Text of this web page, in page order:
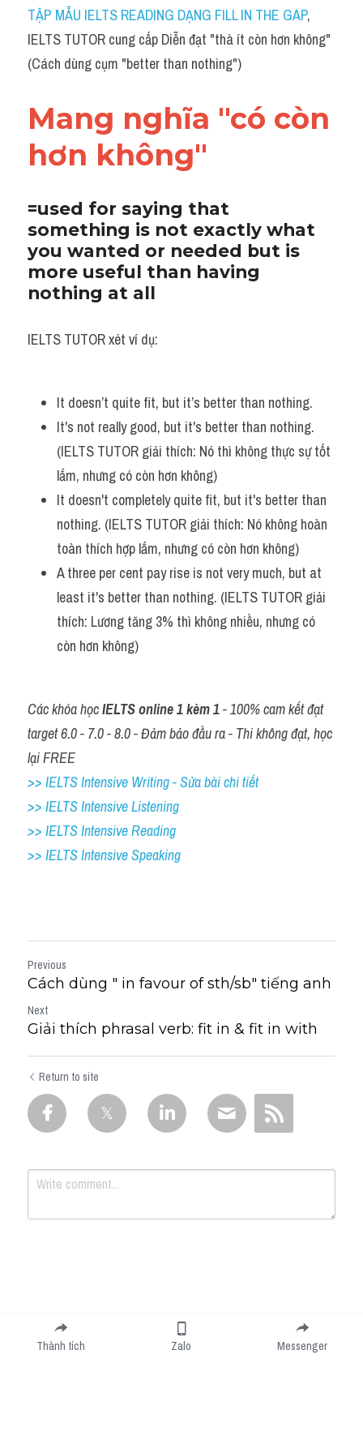
Idiom
Grammar
Word form
Cách dùng từ
Đề thi thật Task 2
Speaking
Writing
Reading
TẬP MẪU IELTS READING DẠNG FILL IN THE GAP,
IELTS TUTOR cung cấp Diễn đạt "thà ít còn hơn không"
(Cách dùng cụm "better than nothing")
Mang nghĩa "có còn
hơn không"
=used for saying that
something is not exactly what
you wanted or needed but is
more useful than having
nothing at all
IELTS TUTOR xét ví dụ:
It doesn’t quite fit, but it’s better than nothing.
It's not really good, but it's better than nothing.
(IELTS TUTOR giải thích: Nó thì không thực sự tốt
lắm, nhưng có còn hơn không)
It doesn't completely quite fit, but it's better than
nothing. (IELTS TUTOR giải thích: Nó không hoàn
toàn thích hợp lắm, nhưng có còn hơn không)
A three per cent pay rise is not very much, but at
least it's better than nothing. (IELTS TUTOR giải
thích: Lương tăng 3% thì không nhiều, nhưng có
còn hơn không)
Các khóa học IELTS online 1 kèm 1 - 100% cam kết đạt
target 6.0 - 7.0 - 8.0 - Đảm bảo đầu ra - Thi không đạt, học
lại FREE
>> IELTS Intensive Writing - Sửa bài chi tiết
>> IELTS Intensive Listening
>> IELTS Intensive Reading
>> IELTS Intensive Speaking
Previous
Cách dùng " in favour of sth/sb" tiếng anh
Next
Giải thích phrasal verb: fit in & fit in with
Return to site
Submit
Thành tích Zalo Messenger